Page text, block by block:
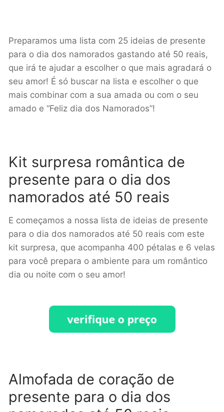
Preparamos uma lista com 25 ideias de presente
para o dia dos namorados gastando até 50 reais,
que irá te ajudar a escolher o que mais agradará o
seu amor! É só buscar na lista e escolher o que
mais combinar com a sua amada ou com o seu
amado e “Feliz dia dos Namorados”!
Kit surpresa romântica de
presente para o dia dos
namorados até 50 reais
E começamos a nossa lista de ideias de presente
para o dia dos namorados até 50 reais com este
kit surpresa, que acompanha 400 pétalas e 6 velas
para você prepara o ambiente para um romântico
dia ou noite com o seu amor!
Almofada de coração de
presente para o dia dos